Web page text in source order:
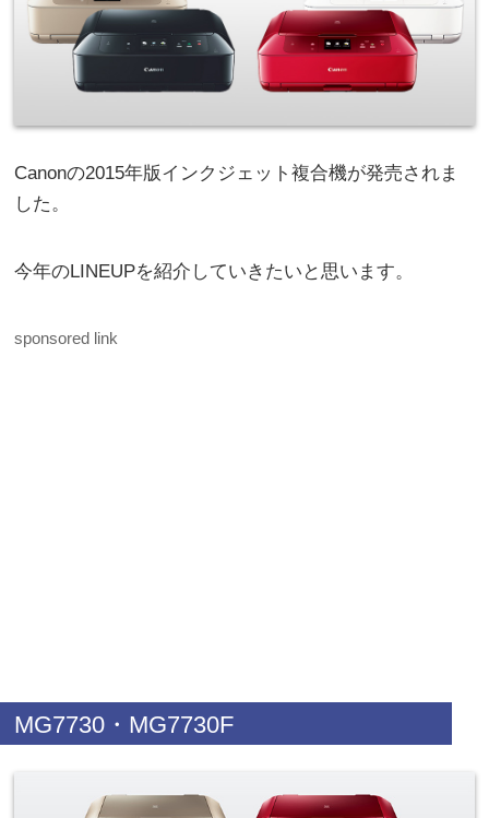
Canonの2015年版インクジェット複合機が発売されま
した。
今年のLINEUPを紹介していきたいと思います。
sponsored link
MG7730・MG7730F